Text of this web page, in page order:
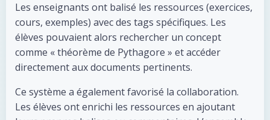
Les enseignants ont balisé les ressources (exercices,
cours, exemples) avec des tags spécifiques. Les
élèves pouvaient alors rechercher un concept
comme « théorème de Pythagore » et accéder
directement aux documents pertinents.
Ce système a également favorisé la collaboration.
Les élèves ont enrichi les ressources en ajoutant